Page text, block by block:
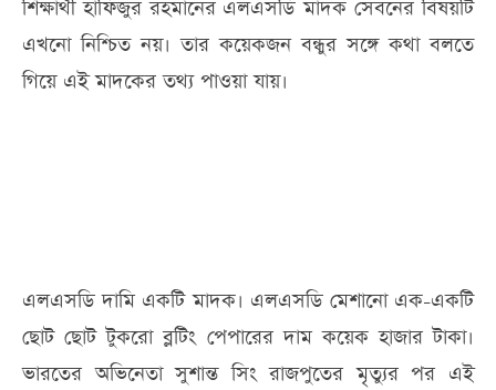
শিক্ষার্থী হাফিজুর রহমানের এলএসডি মাদক সেবনের বিষয়টি
এখনো নিশ্চিত নয়। তার কয়েকজন বন্ধুর সঙ্গে কথা বলতে
গিয়ে এই মাদকের তথ্য পাওয়া যায়।
এলএসডি দামি একটি মাদক। এলএসডি মেশানো এক-একটি
ছোট ছোট টুকরো ব্লটিং পেপারের দাম কয়েক হাজার টাকা।
ভারতের অভিনেতা সুশান্ত সিং রাজপুতের মৃত্যুর পর এই